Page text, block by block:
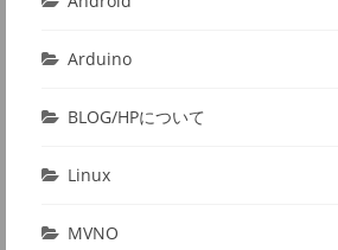
Arduino
BLOG/HPについて
Linux
MVNO